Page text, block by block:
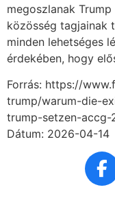
megoszlanak
közösség tagjainak
minden lehetséges
érdekében, hogy
Forrás: https://
trump/warum-die-
trump-setzen-accg-
Dátum: 2026-04-14